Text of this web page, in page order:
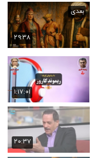
۲۹:۳۸
بعدی
۱:۱۷:۰۱
۲۰:۳۷